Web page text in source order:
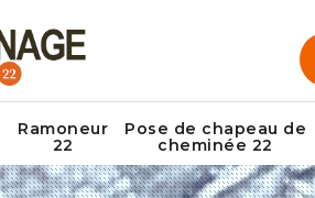
Ramoneur
22
Pose de chapeau de
cheminée 22